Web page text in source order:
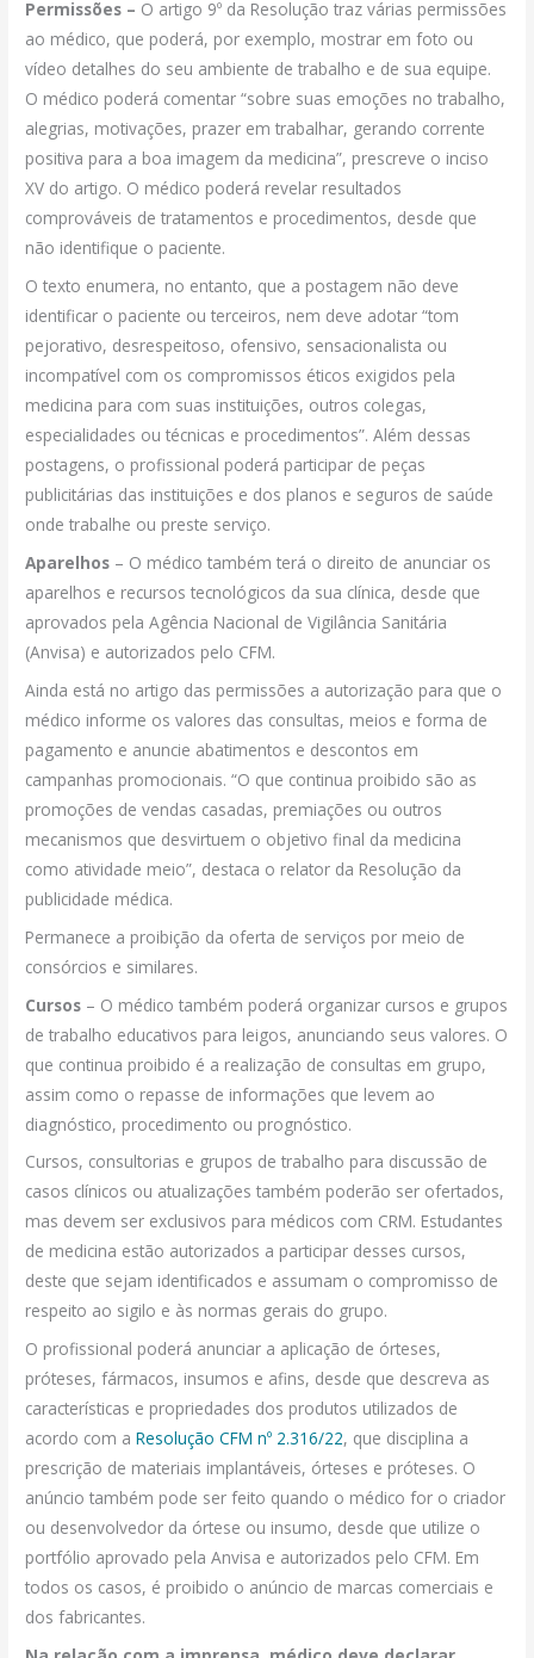
Permissões – O artigo 9º da Resolução traz várias permissões
ao médico, que poderá, por exemplo, mostrar em foto ou
vídeo detalhes do seu ambiente de trabalho e de sua equipe.
O médico poderá comentar “sobre suas emoções no trabalho,
alegrias, motivações, prazer em trabalhar, gerando corrente
positiva para a boa imagem da medicina”, prescreve o inciso
XV do artigo. O médico poderá revelar resultados
comprováveis de tratamentos e procedimentos, desde que
não identifique o paciente.
O texto enumera, no entanto, que a postagem não deve
identificar o paciente ou terceiros, nem deve adotar “tom
pejorativo, desrespeitoso, ofensivo, sensacionalista ou
incompatível com os compromissos éticos exigidos pela
medicina para com suas instituições, outros colegas,
especialidades ou técnicas e procedimentos”. Além dessas
postagens, o profissional poderá participar de peças
publicitárias das instituições e dos planos e seguros de saúde
onde trabalhe ou preste serviço.
Aparelhos – O médico também terá o direito de anunciar os
aparelhos e recursos tecnológicos da sua clínica, desde que
aprovados pela Agência Nacional de Vigilância Sanitária
(Anvisa) e autorizados pelo CFM.
Ainda está no artigo das permissões a autorização para que o
médico informe os valores das consultas, meios e forma de
pagamento e anuncie abatimentos e descontos em
campanhas promocionais. “O que continua proibido são as
promoções de vendas casadas, premiações ou outros
mecanismos que desvirtuem o objetivo final da medicina
como atividade meio”, destaca o relator da Resolução da
publicidade médica.
Permanece a proibição da oferta de serviços por meio de
consórcios e similares.
Cursos – O médico também poderá organizar cursos e grupos
de trabalho educativos para leigos, anunciando seus valores. O
que continua proibido é a realização de consultas em grupo,
assim como o repasse de informações que levem ao
diagnóstico, procedimento ou prognóstico.
Cursos, consultorias e grupos de trabalho para discussão de
casos clínicos ou atualizações também poderão ser ofertados,
mas devem ser exclusivos para médicos com CRM. Estudantes
de medicina estão autorizados a participar desses cursos,
deste que sejam identificados e assumam o compromisso de
respeito ao sigilo e às normas gerais do grupo.
O profissional poderá anunciar a aplicação de órteses,
próteses, fármacos, insumos e afins, desde que descreva as
características e propriedades dos produtos utilizados de
acordo com aResolução CFM nº 2.316/22, que disciplina a
prescrição de materiais implantáveis, órteses e próteses. O
anúncio também pode ser feito quando o médico for o criador
ou desenvolvedor da órtese ou insumo, desde que utilize o
portfólio aprovado pela Anvisa e autorizados pelo CFM. Em
todos os casos, é proibido o anúncio de marcas comerciais e
dos fabricantes.